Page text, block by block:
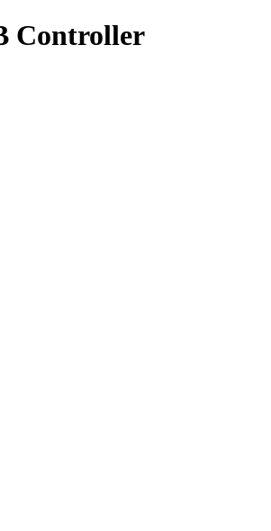
Controller